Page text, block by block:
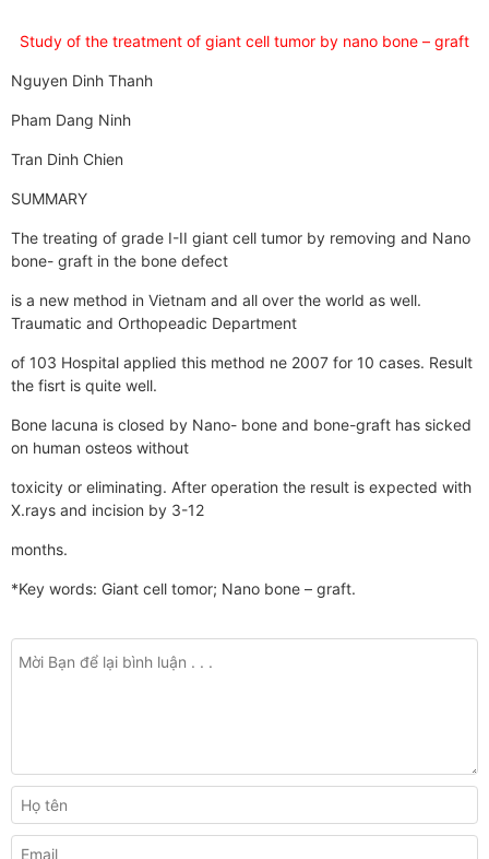
Study of the treatment of giant cell tumor by nano bone – graft
Nguyen Dinh Thanh
Pham Dang Ninh
Tran Dinh Chien
SUMMARY
The treating of grade I-II giant cell tumor by removing and Nano
bone- graft in the bone defect
is a new method in Vietnam and all over the world as well.
Traumatic and Orthopeadic Department
of 103 Hospital applied this method ne 2007 for 10 cases. Result
the fisrt is quite well.
Bone lacuna is closed by Nano- bone and bone-graft has sicked
on human osteos without
toxicity or eliminating. After operation the result is expected with
X.rays and incision by 3-12
months.
*Key words: Giant cell tomor; Nano bone – graft.